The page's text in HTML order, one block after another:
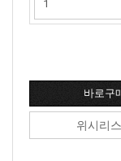
위시리